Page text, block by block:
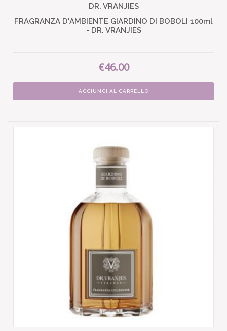
DR. VRANJIES
FRAGRANZA D'AMBIENTE GIARDINO DI BOBOLI 100ml
- DR. VRANJIES
€46.00
AGGIUNGI AL CARRELLO